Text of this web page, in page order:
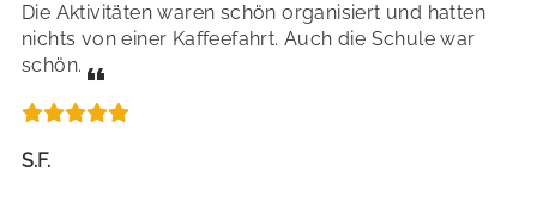
Die Aktivitäten waren schön organisiert und hatten
nichts von einer Kaffeefahrt. Auch die Schule war
schön.
S.F.